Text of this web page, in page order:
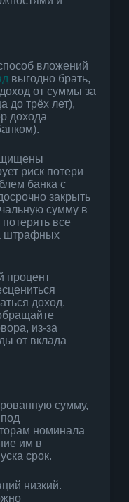
вложений
выгодно брать,
от суммы за
до трёх лет),
дохода
риск потери
банка с
закрыть
сумму в
все
штрафных
процент
доход.
из-за
от вклада
сумму,
номинала
им в
срок.
низкий.